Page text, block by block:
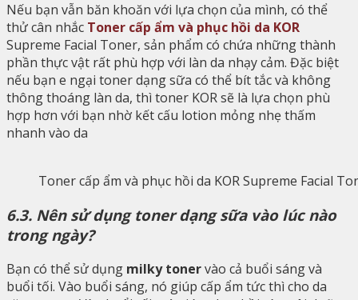
Nếu bạn vẫn băn khoăn với lựa chọn của mình, có thể
thử cân nhắc Toner cấp ẩm và phục hồi da KOR
Supreme Facial Toner, sản phẩm có chứa những thành
phần thực vật rất phù hợp với làn da nhạy cảm. Đặc biệt
nếu bạn e ngại toner dạng sữa có thể bít tắc và không
thông thoáng làn da, thì toner KOR sẽ là lựa chọn phù
hợp hơn với bạn nhờ kết cấu lotion mỏng nhẹ thấm
nhanh vào da
Toner cấp ẩm và phục hồi da KOR Supreme Facial
6.3. Nên sử dụng toner dạng sữa vào lúc nào
trong ngày?
Bạn có thể sử dụng milky tonervào cả buổi sáng và
buổi tối. Vào buổi sáng, nó giúp cấp ẩm tức thì cho da